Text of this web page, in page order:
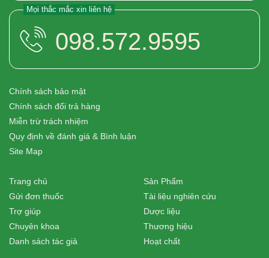
Mọi thắc mắc xin liên hệ
098.572.9595
Chính sách bảo mật
Chính sách đổi trả hàng
Miễn trừ trách nhiệm
Quy định về đánh giá & Bình luận
Site Map
Trang chủ
Gửi đơn thuốc
Trợ giúp
Chuyên khoa
Danh sách tác giả
Sản Phẩm
Tài liệu nghiên cứu
Dược liệu
Thương hiệu
Hoạt chất